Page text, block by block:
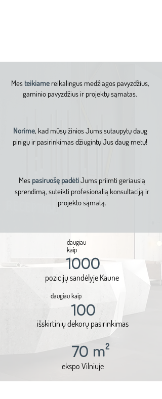
Mes teikiame reikalingus medžiagos pavyzdžius,
gaminio pavyzdžius ir projektų sąmatas.
Norime, kad mūsų žinios Jums sutaupytų daug
pinigų ir pasirinkimas džiugintų Jus daug metų!
Mes pasiruošę padėtiJums priimti geriausią
sprendimą, suteikti profesionalią konsultaciją ir
projekto sąmatą.
daugiau
kaip
1000
pozicijų sandėlyje Kaune
daugiau kaip
100
išskirtinių dekorų pasirinkimas
70 m2
ekspo Vilniuje